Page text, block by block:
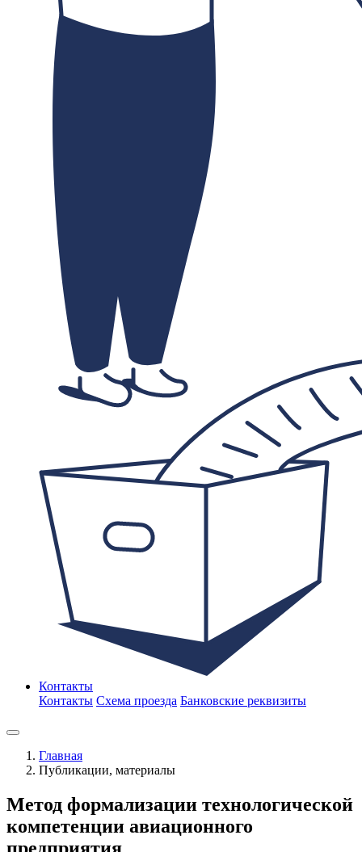
Контакты
Контакты Схема проезда Банковские реквизиты
Главная
Публикации, материалы
Метод формализации технологической
компетенции авиационного